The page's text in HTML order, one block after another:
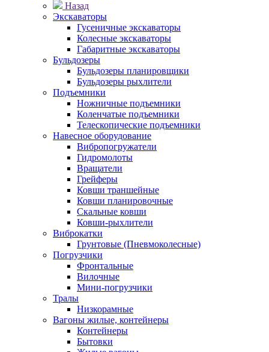
Назад
Экскаваторы
Гусеничные экскаваторы
Колесные экскаваторы
Габаритные экскаваторы
Бульдозеры
Бульдозеры планировщики
Бульдозеры рыхлители
Подъемники
Ножничные подъемники
Коленчатые подъемники
Телескопические подъемники
Навесное оборудование
Вибропогружатели
Гидромолоты
Вращатели
Грейферы
Ковши траншейные
Ковши планировочные
Скальные ковши
Ковши-рыхлители
Виброкатки
Грунтовые (Пневмоколесные)
Погрузчики
Фронтальные
Вилочные
Мини-погрузчики
Тралы
Низкорамные
Вагоны жилые, контейнеры
Контейнеры
Бытовки